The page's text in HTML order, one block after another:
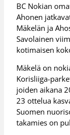
BC Nokian
Ahonen
Mäkelän ja
Savolainen
kotimaisen
Mäkelä on
Korisliiga-
joiden aikana
23 ottelua
Suomen
takamies on